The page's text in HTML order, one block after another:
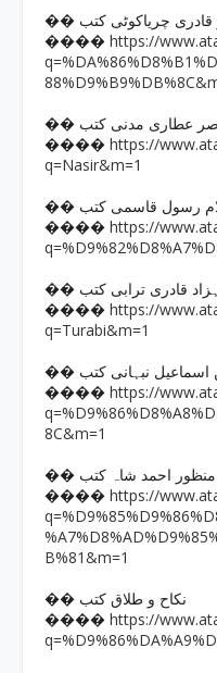
قادری چریاکوٹی کتب
���� https://
ناصر عطاری مدنی کتب
���� https://
q=Nasir&m=1
غلام رسول قاسمی کتب
���� https://
شہزاد قادری ترابی کتب
���� https://
q=Turabi&m=1
اسماعیل نبہانی کتب
���� https://
8C&m=1
منظور احمد شاہ کتب
���� https://
B%81&m=1
�� نکاح و طلاق کتب
���� https://